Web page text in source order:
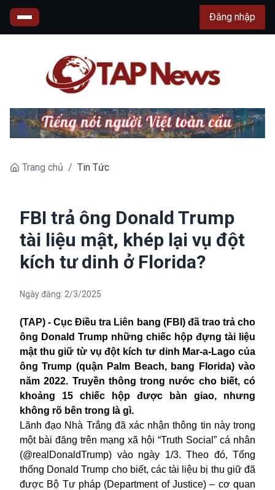
Đăng nhập
Trang chủ / Tin Tức
FBI trả ông Donald Trump
tài liệu mật, khép lại vụ đột
kích tư dinh ở Florida?
Ngày đăng: 2/3/2025
(TAP) - Cục Điều tra Liên bang (FBI) đã trao trả cho
ông Donald Trump những chiếc hộp đựng tài liệu
mật thu giữ từ vụ đột kích tư dinh Mar-a-Lago của
ông Trump (quận Palm Beach, bang Florida) vào
năm 2022. Truyền thông trong nước cho biết, có
khoảng 15 chiếc hộp được bàn giao, nhưng
không rõ bên trong là gì.
Lãnh đạo Nhà Trắng đã xác nhận thông tin này trong
một bài đăng trên mạng xã hội “Truth Social” cá nhân
(@realDonaldTrump) vào ngày 1/3. Theo đó, Tổng
thống Donald Trump cho biết, các tài liệu bị thu giữ đã
được Bộ Tư pháp (Department of Justice) – cơ quan